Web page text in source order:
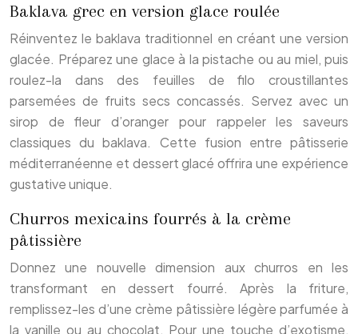
Baklava grec en version glace roulée
Réinventez le baklava traditionnel en créant une version
glacée. Préparez une glace à la pistache ou au miel, puis
roulez-la dans des feuilles de filo croustillantes
parsemées de fruits secs concassés. Servez avec un
sirop de fleur d’oranger pour rappeler les saveurs
classiques du baklava. Cette fusion entre pâtisserie
méditerranéenne et dessert glacé offrira une expérience
gustative unique.
Churros mexicains fourrés à la crème
pâtissière
Donnez une nouvelle dimension aux churros en les
transformant en dessert fourré. Après la friture,
remplissez-les d’une crème pâtissière légère parfumée à
la vanille ou au chocolat. Pour une touche d’exotisme,